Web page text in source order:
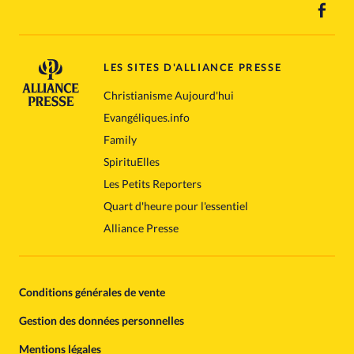
LES SITES D'ALLIANCE PRESSE
Christianisme Aujourd'hui
Evangéliques.info
Family
SpirituElles
Les Petits Reporters
Quart d'heure pour l'essentiel
Alliance Presse
Conditions générales de vente
Gestion des données personnelles
Mentions légales